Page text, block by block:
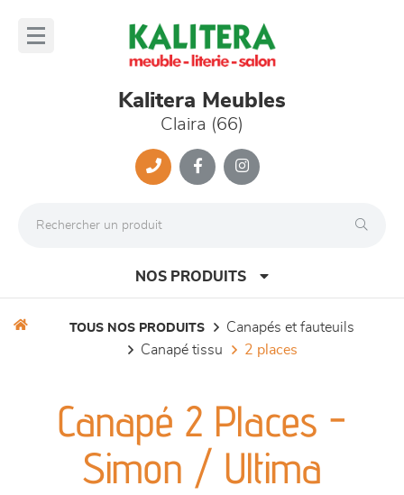
Kalitera Meubles
Claira (66)
NOS PRODUITS
séjours
meubles de complément
TOUS NOS PRODUITS
canapés et fauteuils
canapé tissu
2 places
Canapé 2 Places -
Simon / Ultima